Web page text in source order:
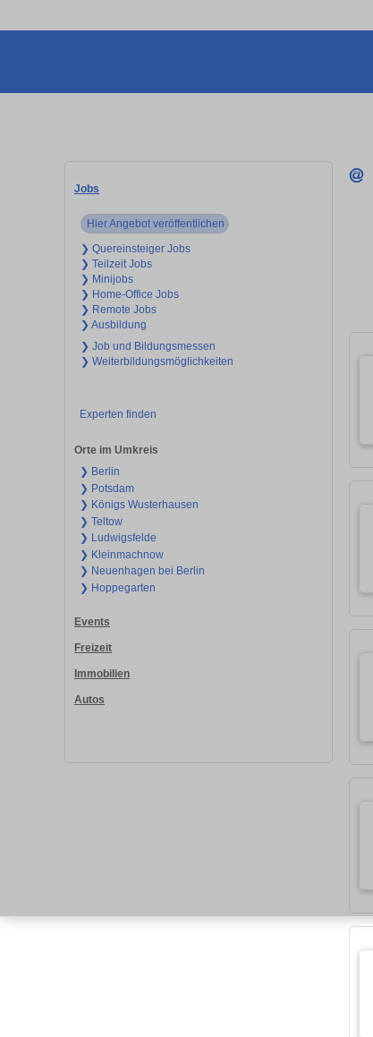
Jobs
Hier Angebot veröffentlichen
❯ Quereinsteiger Jobs
❯ Teilzeit Jobs
❯ Minijobs
❯ Home-Office Jobs
❯ Remote Jobs
❯ Ausbildung
❯ Job und Bildungsmessen
❯ Weiterbildungsmöglichkeiten
Experten finden
Orte im Umkreis
❯ Berlin
❯ Potsdam
❯ Königs Wusterhausen
❯ Teltow
❯ Ludwigsfelde
❯ Kleinmachnow
❯ Neuenhagen bei Berlin
❯ Hoppegarten
Events
Freizeit
Immobilien
Autos